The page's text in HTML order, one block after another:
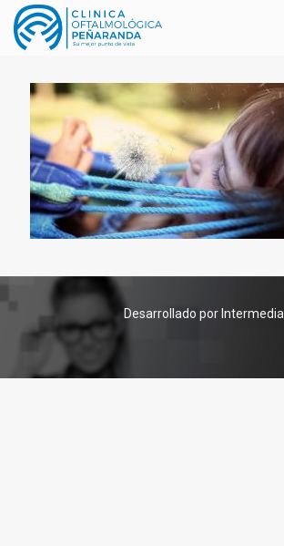
Desarrollado por Intermedia